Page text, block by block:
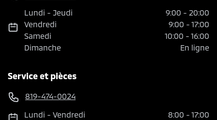
Lundi -Jeudi 9:00 - 20:00
Vendredi
9:00 - 17:00
Samedi
10:00 - 16:00
Dimanche
En ligne
Service et pièces
819-474-0024
Lundi -Vendredi 8:00 - 17:00